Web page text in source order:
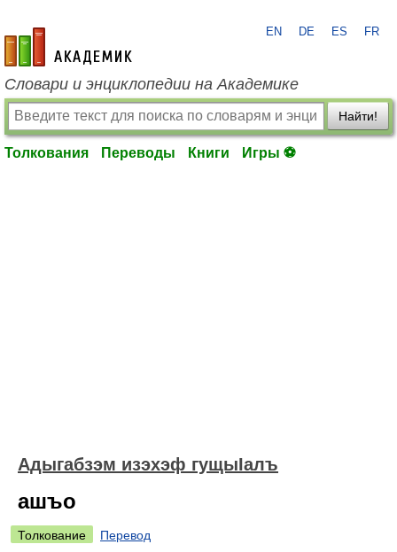
academic.ru
EN DE ES FR
Словари и энциклопедии на Академике
Найти!
Толкования Переводы Книги Игры ⚽
Адыгабзэм изэхэф гущыIалъ
ашъо
Толкование
Перевод